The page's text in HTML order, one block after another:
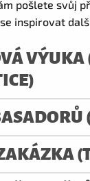
pošlete svůj
inspirovat
VÝUKA